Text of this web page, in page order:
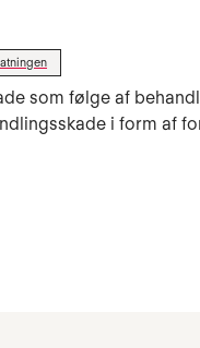
som følge af
i form af